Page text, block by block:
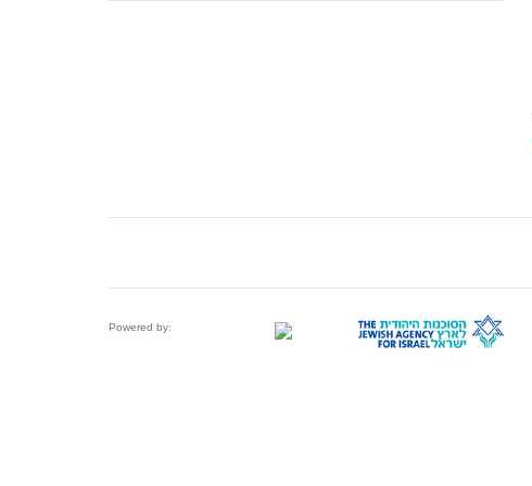
Powered by: